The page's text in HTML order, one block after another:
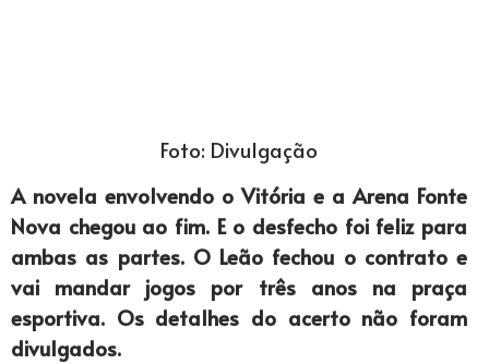
Foto: Divulgação
A novela envolvendo o Vitória e a Arena Fonte
Nova chegou ao fim. E o desfecho foi feliz para
ambas as partes. O Leão fechou o contrato e
vai mandar jogos por três anos na praça
esportiva. Os detalhes do acerto não foram
divulgados.